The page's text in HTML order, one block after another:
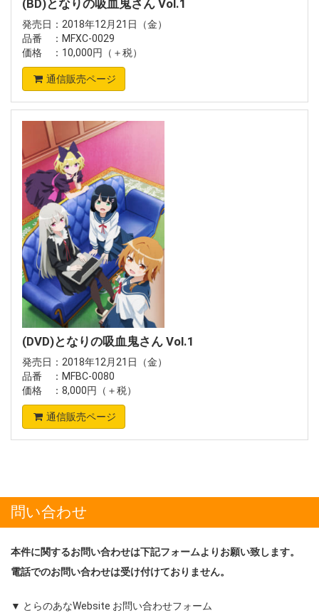
(BD)となりの吸血鬼さん Vol.1
発売日：2018年12月21日（金）
品番 ：MFXC-0029
価格 ：10,000円（＋税）
通信販売ページ
(DVD)となりの吸血鬼さん Vol.1
発売日：2018年12月21日（金）
品番 ：MFBC-0080
価格 ：8,000円（＋税）
通信販売ページ
問い合わせ
本件に関するお問い合わせは下記フォームよりお願い致します。
電話でのお問い合わせは受け付けておりません。
▼ とらのあなWebsite お問い合わせフォーム